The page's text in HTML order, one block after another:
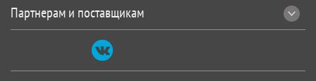
Партнерам и поставщикам